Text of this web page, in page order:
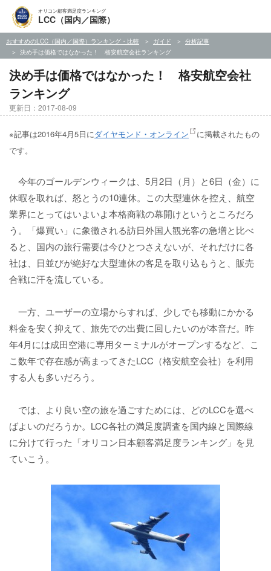
オリコン顧客満足度ランキング
LCC（国内／国際）
おすすめのLCC（国内／国際）ランキング・比較 ガイド
分析記事
決め手は価格ではなかった！ 格安航空会社ランキング
決め手は価格ではなかった！ 格安航空会社
ランキング
更新日：2017-08-09
※記事は2016年4月5日にダイヤモンド・オンライン
に掲載されたもの
です。
今年のゴールデンウィークは、5月2日（月）と6日（金）に
休暇を取れば、怒とうの10連休。この大型連休を控え、航空
業界にとってはいよいよ本格商戦の幕開けというところだろ
う。「爆買い」に象徴される訪日外国人観光客の急増と比べ
ると、国内の旅行需要は今ひとつさえないが、それだけに各
社は、日並びが絶好な大型連休の客足を取り込もうと、販売
合戦に汗を流している。
一方、ユーザーの立場からすれば、少しでも移動にかかる
料金を安く抑えて、旅先での出費に回したいのが本音だ。昨
年4月には成田空港に専用ターミナルがオープンするなど、こ
こ数年で存在感が高まってきたLCC（格安航空会社）を利用
する人も多いだろう。
では、より良い空の旅を過ごすためには、どのLCCを選べ
ばよいのだろうか。LCC各社の満足度調査を国内線と国際線
に分けて行った「オリコン日本顧客満足度ランキング」を見
ていこう。